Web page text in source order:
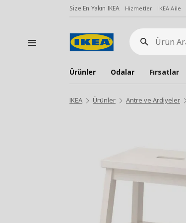
Size En Yakın IKEA Hizmetler IKEA Aile
Ürün
Ara
Ürünler Odalar Fırsatlar
IKEA Ürünler Antre ve Ardiyeler